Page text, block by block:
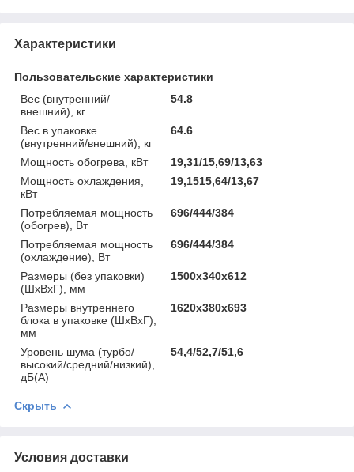
Характеристики
Пользовательские характеристики
Вес (внутренний/
внешний), кг
54.8
Вес в упаковке
(внутренний/внешний), кг
64.6
Мощность обогрева, кВт
19,31/15,69/13,63
Мощность охлаждения,
кВт
19,1515,64/13,67
Потребляемая мощность
(обогрев), Вт
696/444/384
Потребляемая мощность
(охлаждение), Вт
696/444/384
Размеры (без упаковки)
(ШхВхГ), мм
1500х340х612
Размеры внутреннего
блока в упаковке (ШхВхГ),
мм
1620х380х693
Уровень шума (турбо/
высокий/средний/низкий),
дБ(А)
54,4/52,7/51,6
Скрыть
Условия доставки